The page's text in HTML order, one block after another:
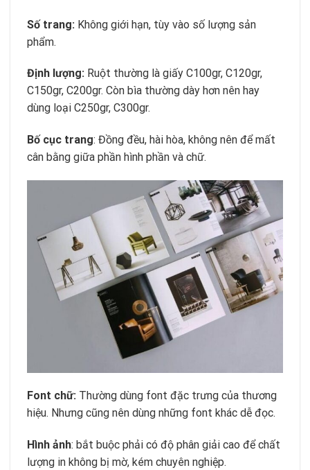
Số trang: Không giới hạn, tùy vào số lượng sản
phẩm.
Định lượng: Ruột thường là giấy C100gr, C120gr,
C150gr, C200gr. Còn bìa thường dày hơn nên hay
dùng loại C250gr, C300gr.
Bố cục trang: Đồng đều, hài hòa, không nên để mất
cân bằng giữa phần hình phần và chữ.
Font chữ: Thường dùng font đặc trưng của thương
hiệu. Nhưng cũng nên dùng những font khác dễ đọc.
Hình ảnh: bắt buộc phải có độ phân giải cao để chất
lượng in không bị mờ, kém chuyên nghiệp.